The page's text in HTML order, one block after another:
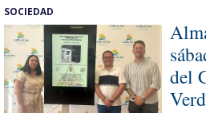
SOCIEDAD
del